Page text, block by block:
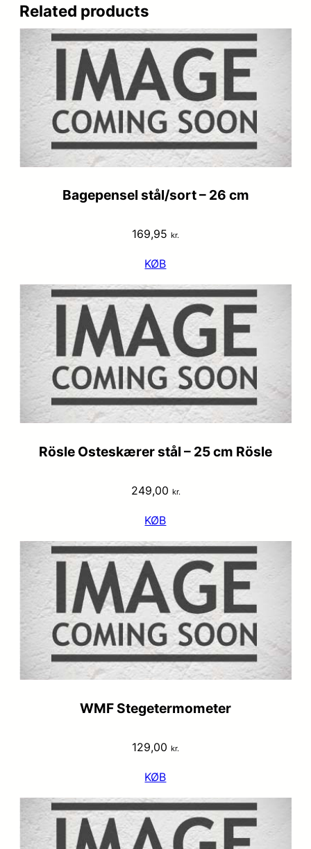
Related products
Bagepensel stål/sort – 26 cm
169,95 kr.
KØB
Rösle Osteskærer stål – 25 cm Rösle
249,00 kr.
KØB
WMF Stegetermometer
129,00 kr.
KØB